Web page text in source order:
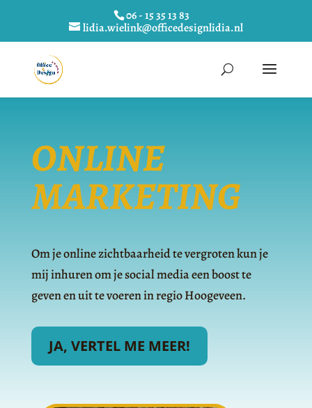
06 - 15 35 13 83
lidia.wielink@officedesignlidia.nl
ONLINE
MARKETING
Om je online zichtbaarheid te vergroten kun je
mij inhuren om je social media een boost te
geven en uit te voeren in regio Hoogeveen.
JA, VERTEL ME MEER!